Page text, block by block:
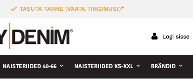
TASUTA TARNE (VAATA TINGIMUSI)*
Logi sisse
NAISTERIIDED 40-66 NAISTERIIDED XS-XXL BRÄNDID